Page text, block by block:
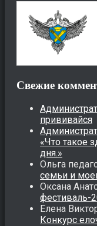
Свежие
прививайся
«Что такое
дня.»
Ольга
семьи и
Оксана
фестиваль-
Елена
Конкурс